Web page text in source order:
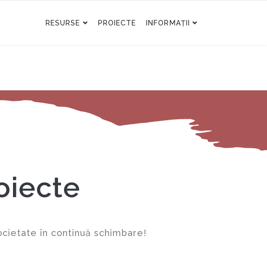
RESURSE PROIECTE INFORMAȚII
în continuă schimbare!